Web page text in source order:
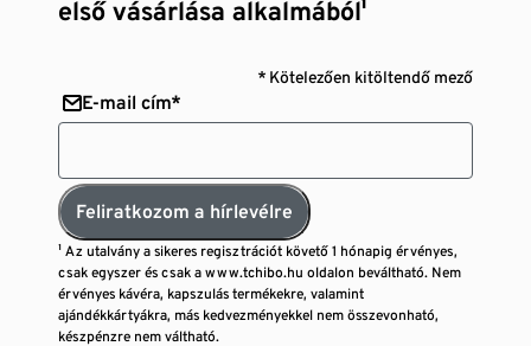
első vásárlása alkalmából¹
* Kötelezően kitöltendő mező
E-mail cím*
Feliratkozom a hírlevélre
¹ Az utalvány a sikeres regisztrációt követő 1 hónapig érvényes,
csak egyszer és csak a www.tchibo.hu oldalon beváltható. Nem
érvényes kávéra, kapszulás termékekre, valamint
ajándékkártyákra, más kedvezményekkel nem összevonható,
készpénzre nem váltható.